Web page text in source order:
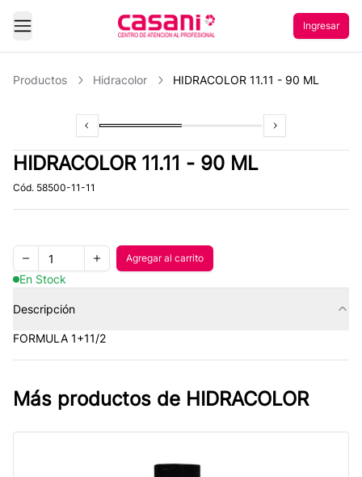
Abrir Menu
Ingresar
Productos Hidracolor HIDRACOLOR 11.11 - 90 ML
Previous slide 2Next slide
HIDRACOLOR 11.11 - 90 ML
Cód. 58500-11-11
Remove one item
Quantity
Add one item
Agregar al carrito
Agregar al carrito
En Stock
Descripción
FORMULA 1+11/2
Más productos de HIDRACOLOR